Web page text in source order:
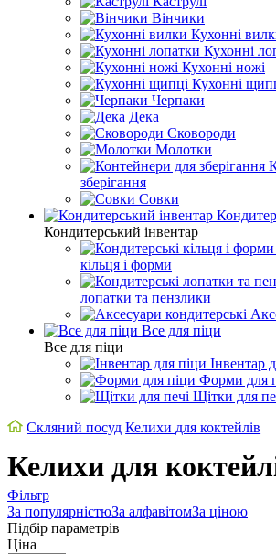
Вінчики
Кухонні
Кухонні
Кухонні ножі
Кухонні
Черпаки
Дека
Сковороди
Молотки
зберігання
Совки
Кондитерський інвентар
кільця і форми
лопатки та пензлики
Все для піци
Все для піци
Інвентар
Форми для
Щітки для
Скляний посуд Келихи для коктейлів
Келихи для
Фільтр
За популярністюЗа алфавітомЗа ціною
Підбір параметрів
Ціна